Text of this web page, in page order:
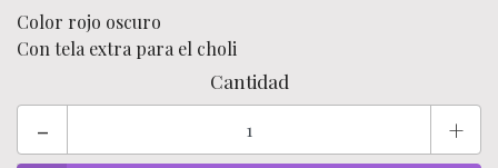
Color rojo oscuro
Con tela extra para el choli
Cantidad
- +